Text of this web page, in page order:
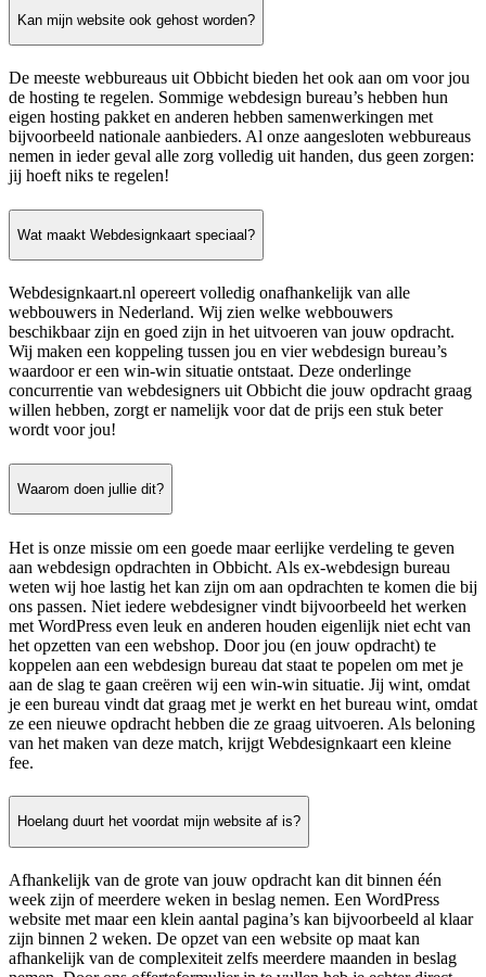
Kan mijn website ook gehost worden?
De meeste webbureaus uit Obbicht bieden het ook aan om voor jou
de hosting te regelen. Sommige webdesign bureau’s hebben hun
eigen hosting pakket en anderen hebben samenwerkingen met
bijvoorbeeld nationale aanbieders. Al onze aangesloten webbureaus
nemen in ieder geval alle zorg volledig uit handen, dus geen zorgen:
jij hoeft niks te regelen!
Wat maakt Webdesignkaart speciaal?
Webdesignkaart.nl opereert volledig onafhankelijk van alle
webbouwers in Nederland. Wij zien welke webbouwers
beschikbaar zijn en goed zijn in het uitvoeren van jouw opdracht.
Wij maken een koppeling tussen jou en vier webdesign bureau’s
waardoor er een win-win situatie ontstaat. Deze onderlinge
concurrentie van webdesigners uit Obbicht die jouw opdracht graag
willen hebben, zorgt er namelijk voor dat de prijs een stuk beter
wordt voor jou!
Waarom doen jullie dit?
Het is onze missie om een goede maar eerlijke verdeling te geven
aan webdesign opdrachten in Obbicht. Als ex-webdesign bureau
weten wij hoe lastig het kan zijn om aan opdrachten te komen die bij
ons passen. Niet iedere webdesigner vindt bijvoorbeeld het werken
met WordPress even leuk en anderen houden eigenlijk niet echt van
het opzetten van een webshop. Door jou (en jouw opdracht) te
koppelen aan een webdesign bureau dat staat te popelen om met je
aan de slag te gaan creëren wij een win-win situatie. Jij wint, omdat
je een bureau vindt dat graag met je werkt en het bureau wint, omdat
ze een nieuwe opdracht hebben die ze graag uitvoeren. Als beloning
van het maken van deze match, krijgt Webdesignkaart een kleine
fee.
Hoelang duurt het voordat mijn website af is?
Afhankelijk van de grote van jouw opdracht kan dit binnen één
week zijn of meerdere weken in beslag nemen. Een WordPress
website met maar een klein aantal pagina’s kan bijvoorbeeld al klaar
zijn binnen 2 weken. De opzet van een website op maat kan
afhankelijk van de complexiteit zelfs meerdere maanden in beslag